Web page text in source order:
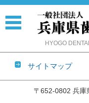
HYOGO
サイトマップ
〒652-0802 兵庫